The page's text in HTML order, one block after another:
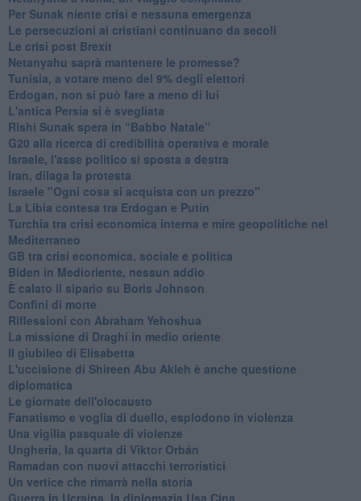
Per Sunak niente crisi e nessuna emergenza
Le persecuzioni ai cristiani continuano da secoli
Le crisi post Brexit
Netanyahu saprà mantenere le promesse?
Tunisia, a votare meno del 9% degli elettori
Erdogan, non si può fare a meno di lui
L'antica Persia si è svegliata
Rishi Sunak spera in “Babbo Natale”
G20 alla ricerca di credibilità operativa e morale
Israele, l'asse politico si sposta a destra
Iran, dilaga la protesta
Israele "Ogni cosa si acquista con un prezzo"
La Libia contesa tra Erdogan e Putin
Turchia tra crisi economica interna e mire geopolitiche nel
Mediterraneo
GB tra crisi economica, sociale e politica
Biden in Medioriente, nessun addio
È calato il sipario su Boris Johnson
Confini di morte
Riflessioni con Abraham Yehoshua
La missione di Draghi in medio oriente
Il giubileo di Elisabetta
L'uccisione di Shireen Abu Akleh è anche questione
diplomatica
Le giornate dell'olocausto
Fanatismo e voglia di duello, esplodono in violenza
Una vigilia pasquale di violenze
Ungheria, la quarta di Viktor Orbán
Ramadan con nuovi attacchi terroristici
Un vertice che rimarrà nella storia
Guerra in Ucraina, la diplomazia Usa Cina